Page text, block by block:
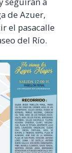
de Azuer,
el pasacalle
del Río.